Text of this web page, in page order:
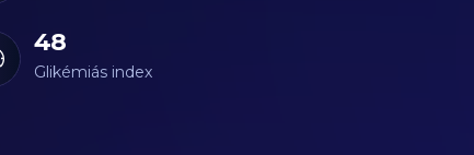
48
Glikémiás index